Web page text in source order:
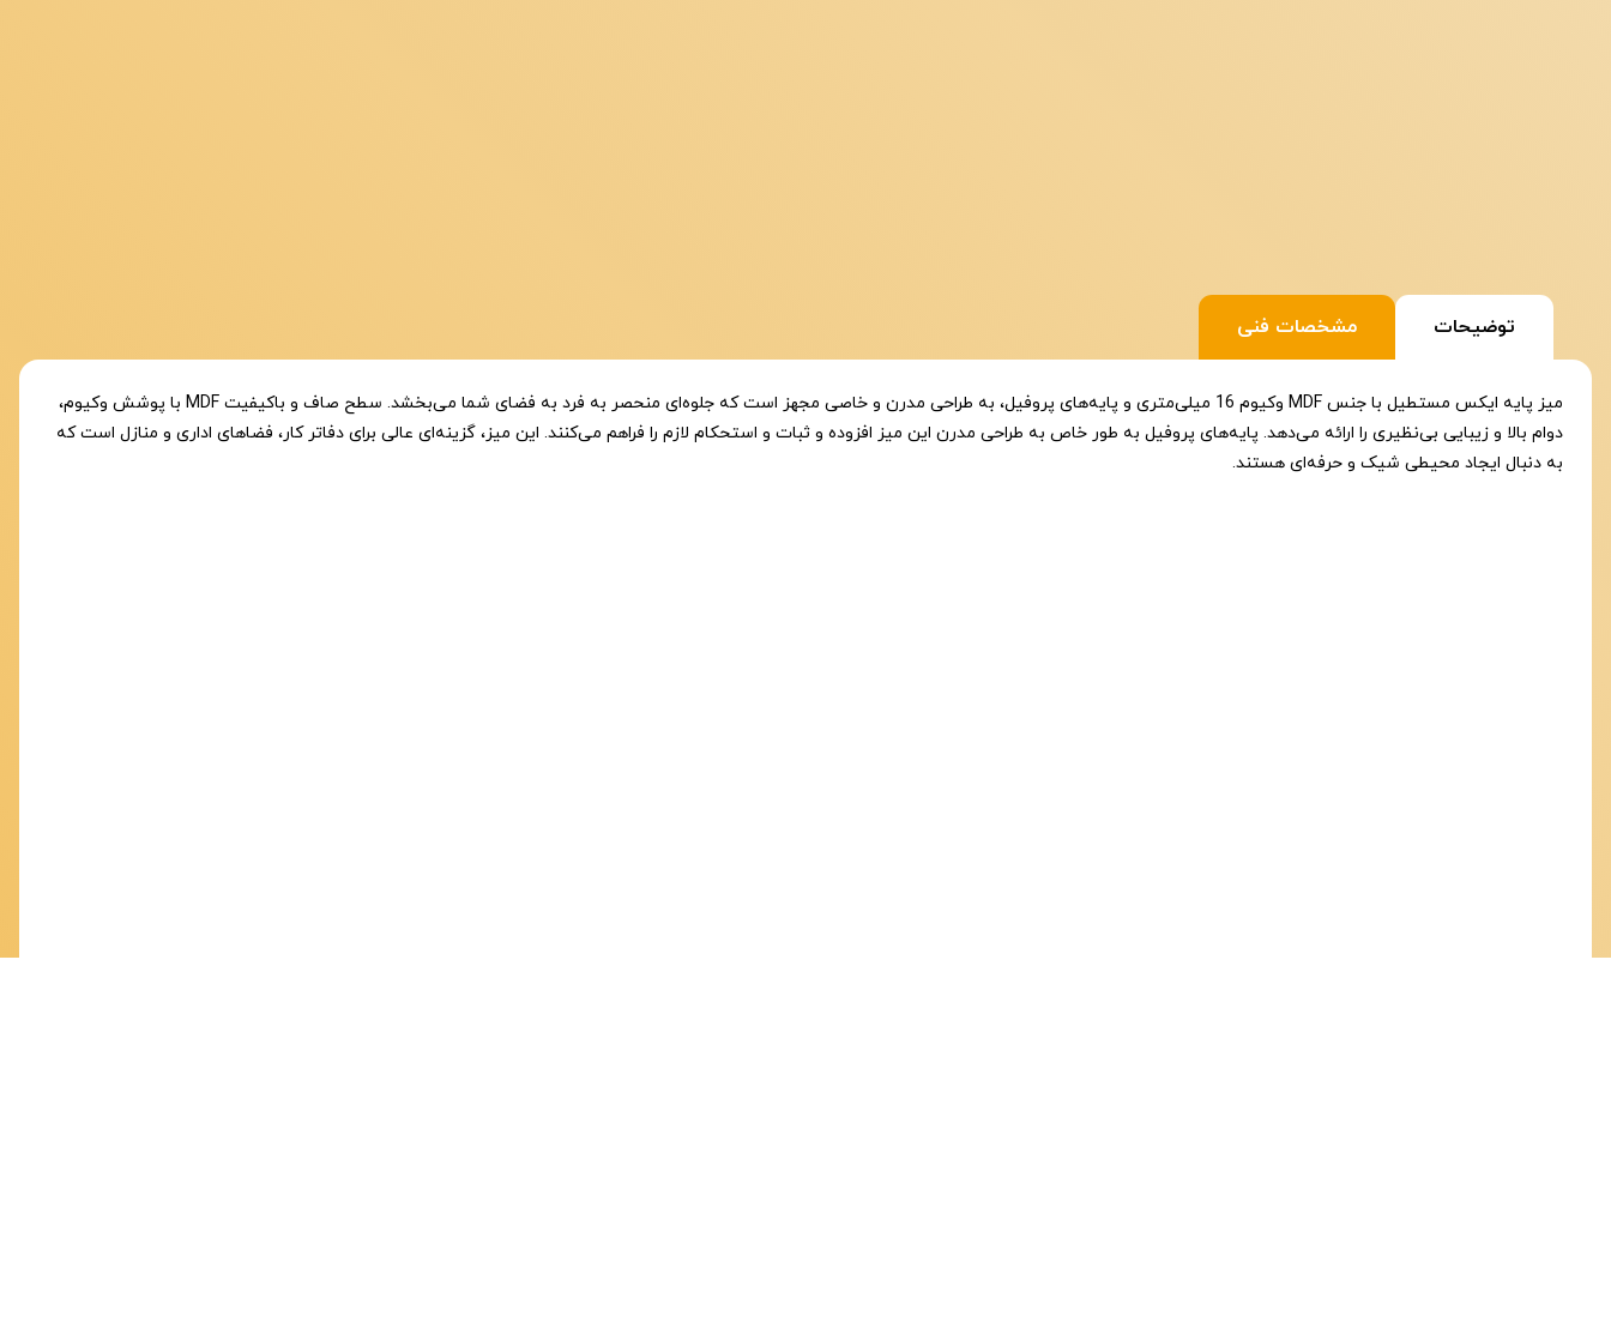
توضیحات مشخصات فنی
میز پایه ایکس مستطیل با جنس MDF وکیوم 16 میلی‌متری و پایه‌های پروفیل، به طراحی مدرن و خاصی مجهز است که جلوه‌ای منحصر به فرد به فضای شما می‌بخشد. سطح صاف و باکیفیت MDF با پوشش وکیوم،
دوام بالا و زیبایی بی‌نظیری را ارائه می‌دهد. پایه‌های پروفیل به طور خاص به طراحی مدرن این میز افزوده و ثبات و استحکام لازم را فراهم می‌کنند. این میز، گزینه‌ای عالی برای دفاتر کار، فضاهای اداری و منازل است که
به دنبال ایجاد محیطی شیک و حرفه‌ای هستند.